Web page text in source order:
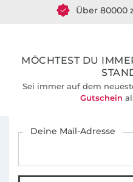
MÖCHTEST DU
Sei immer auf dem
Gutschein
Deine Mail-Adresse